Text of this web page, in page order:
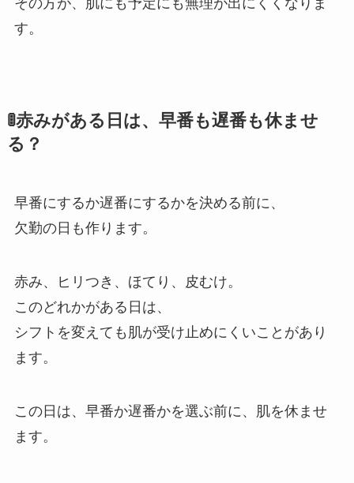
その方が、肌にも予定にも無理が出にくくなりま
す。
🚦赤みがある日は、早番も遅番も休ませ
る？
早番にするか遅番にするかを決める前に、
欠勤の日も作ります。
赤み、ヒリつき、ほてり、皮むけ。
このどれかがある日は、
シフトを変えても肌が受け止めにくいことがあり
ます。
この日は、早番か遅番かを選ぶ前に、肌を休ませ
ます。